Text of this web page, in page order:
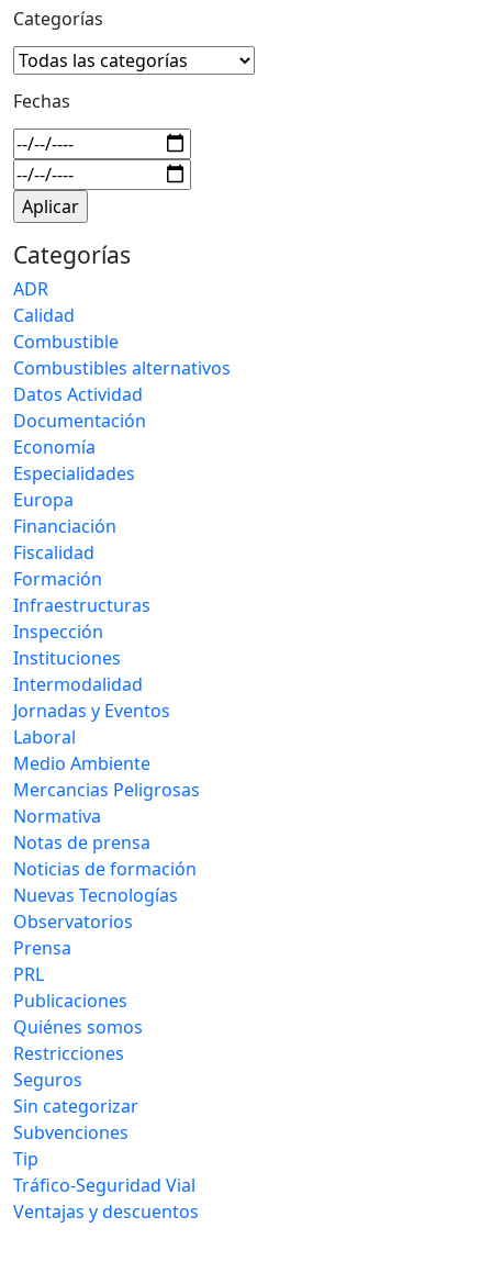
Categorías
Fechas
Categorías
ADR
Calidad
Combustible
Combustibles alternativos
Datos Actividad
Documentación
Economía
Especialidades
Europa
Financiación
Fiscalidad
Formación
Infraestructuras
Inspección
Instituciones
Intermodalidad
Jornadas y Eventos
Laboral
Medio Ambiente
Mercancias Peligrosas
Normativa
Notas de prensa
Noticias de formación
Nuevas Tecnologías
Observatorios
Prensa
PRL
Publicaciones
Quiénes somos
Restricciones
Seguros
Sin categorizar
Subvenciones
Tip
Tráfico-Seguridad Vial
Ventajas y descuentos